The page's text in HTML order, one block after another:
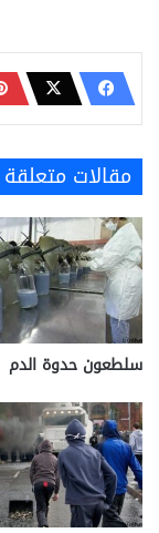
مقالات متعلقة
سلطعون حدوة الدم